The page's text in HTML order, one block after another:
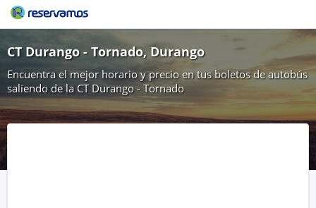
CT Durango - Tornado, Durango
Encuentra el mejor horario y precio en tus boletos de autobús
saliendo de la CT Durango - Tornado